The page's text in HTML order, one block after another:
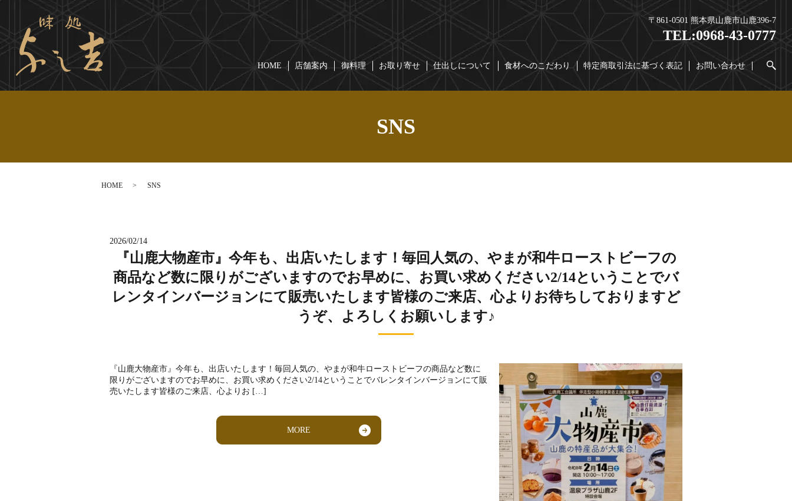
〒861-0501 熊本県山鹿市山鹿396-7
TEL:0968-43-0777
HOME 店舗案内 御料理 お取り寄せ 仕出しについて 食材へのこだわり 特定商取引法に基づく表記 お問い合わせ
SNS
HOME SNS
2026/02/14
『山鹿大物産市』今年も、出店いたします！毎回人気の、やまが和牛ローストビーフの
商品など数に限りがございますのでお早めに、お買い求めください2/14ということでバ
レンタインバージョンにて販売いたします皆様のご来店、心よりお待ちしておりますど
うぞ、よろしくお願いします♪
『山鹿大物産市』今年も、出店いたします！毎回人気の、やまが和牛ローストビーフの商品など数に
限りがございますのでお早めに、お買い求めください2/14ということでバレンタインバージョンにて販
売いたします皆様のご来店、心よりお […]
MORE